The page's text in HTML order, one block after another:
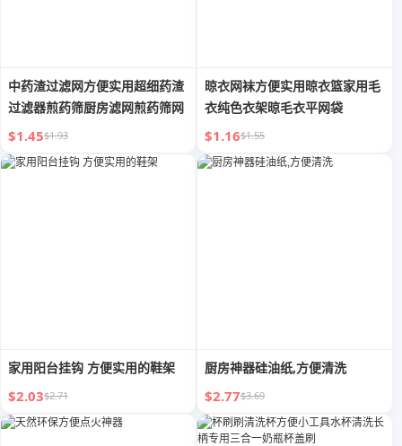
中药渣过滤网方便实用超细药渣
过滤器煎药筛厨房滤网煎药筛网
$1.45$1.93
晾衣网袜方便实用晾衣篮家用毛
衣纯色衣架晾毛衣平网袋
$1.16$1.55
家用阳台挂钩 方便实用的鞋架
$2.03$2.71
厨房神器硅油纸,方便清洗
$2.77$3.69